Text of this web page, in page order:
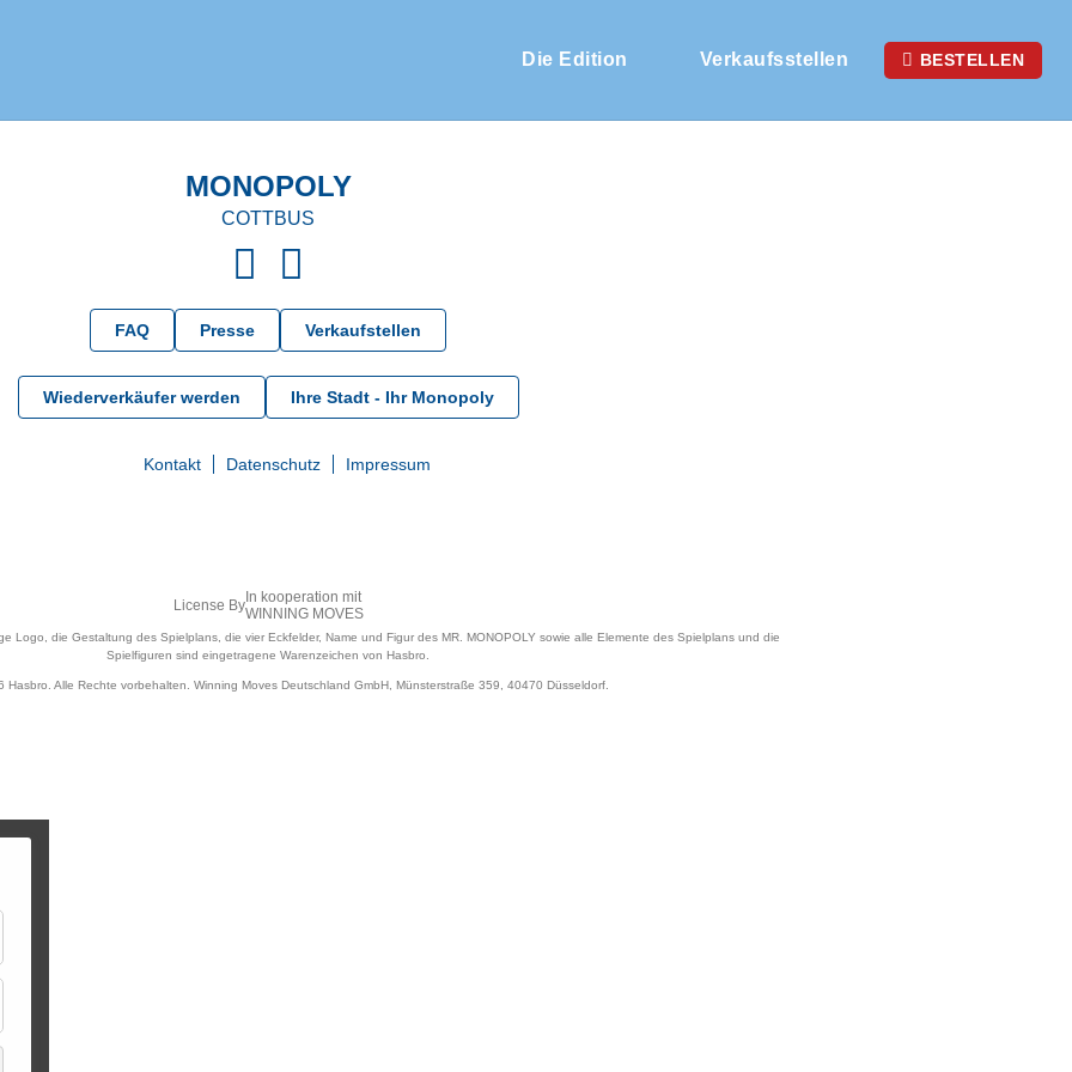
Die Edition Verkaufsstellen BESTELLEN
MONOPOLY
COTTBUS
FAQ Presse Verkaufstellen
Wiederverkäufer werden Ihre Stadt - Ihr Monopoly
Kontakt Datenschutz Impressum
License By In kooperation mit
WINNING MOVES
Logo, die Gestaltung des Spielplans, die vier Eckfelder, Name und Figur des MR. MONOPOLY sowie alle Elemente des Spielplans und die
Spielfiguren sind eingetragene Warenzeichen von Hasbro.
Hasbro. Alle Rechte vorbehalten. Winning Moves Deutschland GmbH, Münsterstraße 359, 40470 Düsseldorf.